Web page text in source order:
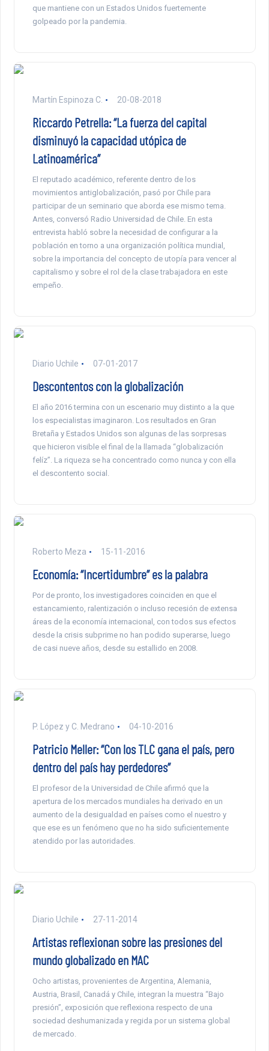
que mantiene con un Estados Unidos fuertemente
golpeado por la pandemia.
Martín Espinoza C. 20-08-2018
Riccardo Petrella: “La fuerza del capital
disminuyó la capacidad utópica de
Latinoamérica”
El reputado académico, referente dentro de los
movimientos antiglobalización, pasó por Chile para
participar de un seminario que aborda ese mismo tema.
Antes, conversó Radio Universidad de Chile. En esta
entrevista habló sobre la necesidad de configurar a la
población en torno a una organización política mundial,
sobre la importancia del concepto de utopía para vencer al
capitalismo y sobre el rol de la clase trabajadora en este
empeño.
Diario Uchile 07-01-2017
Descontentos con la globalización
El año 2016 termina con un escenario muy distinto a la que
los especialistas imaginaron. Los resultados en Gran
Bretaña y Estados Unidos son algunas de las sorpresas
que hicieron visible el final de la llamada “globalización
felíz”. La riqueza se ha concentrado como nunca y con ella
el descontento social.
Roberto Meza 15-11-2016
Economía: “Incertidumbre” es la palabra
Por de pronto, los investigadores coinciden en que el
estancamiento, ralentización o incluso recesión de extensa
áreas de la economía internacional, con todos sus efectos
desde la crisis subprime no han podido superarse, luego
de casi nueve años, desde su estallido en 2008.
P. López y C. Medrano 04-10-2016
Patricio Meller: “Con los TLC gana el país, pero
dentro del país hay perdedores”
El profesor de la Universidad de Chile afirmó que la
apertura de los mercados mundiales ha derivado en un
aumento de la desigualdad en países como el nuestro y
que ese es un fenómeno que no ha sido suficientemente
atendido por las autoridades.
Diario Uchile 27-11-2014
Artistas reflexionan sobre las presiones del
mundo globalizado en MAC
Ocho artistas, provenientes de Argentina, Alemania,
Austria, Brasil, Canadá y Chile, integran la muestra “Bajo
presión”, exposición que reflexiona respecto de una
sociedad deshumanizada y regida por un sistema global
de mercado.